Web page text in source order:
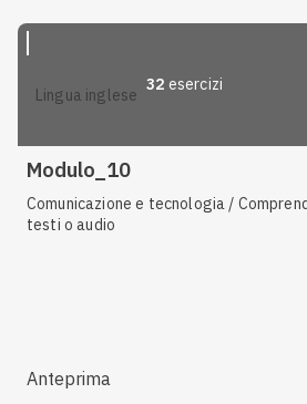
lingua inglese
32 esercizi
Modulo_10
Comunicazione e tecnologia /
testi o audio
Anteprima